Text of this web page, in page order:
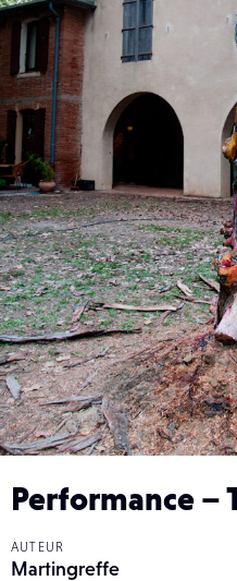
Performance –
AUTEUR
Martingreffe